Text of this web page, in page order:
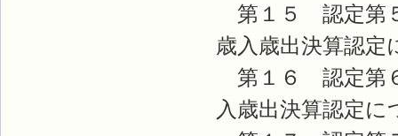
第１５ 認定第
歳入歳出決算認定
第１６ 認定第
入歳出決算認定に